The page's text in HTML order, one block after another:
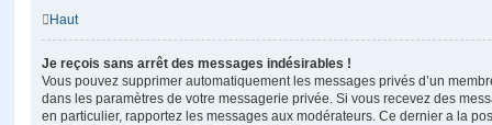
Haut
Je reçois sans arrêt des messages indésirables !
Vous pouvez supprimer automatiquement les messages privés d’un
dans les paramètres de votre messagerie privée. Si vous recevez des
en particulier, rapportez les messages aux modérateurs. Ce dernier a la